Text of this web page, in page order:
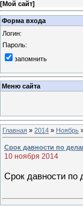
[Мой сайт]
Форма входа
Логин:
Пароль:
запомнить
Меню сайта
Главная » 2014 » Ноябрь
Срок давности по
10 ноября 2014
Срок давности по